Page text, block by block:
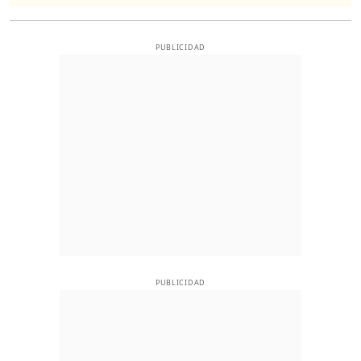
PUBLICIDAD
PUBLICIDAD